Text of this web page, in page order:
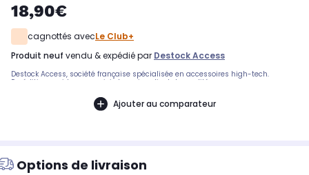
18,90€
cagnottés avecLe Club+
produit neuf vendu & expédié par Destock Access
Destock Access, société française spécialisée en accessoires high-tech.
Expédition rapide avec suivi et service client de qualité.
Ajouter au comparateur
Options de livraison